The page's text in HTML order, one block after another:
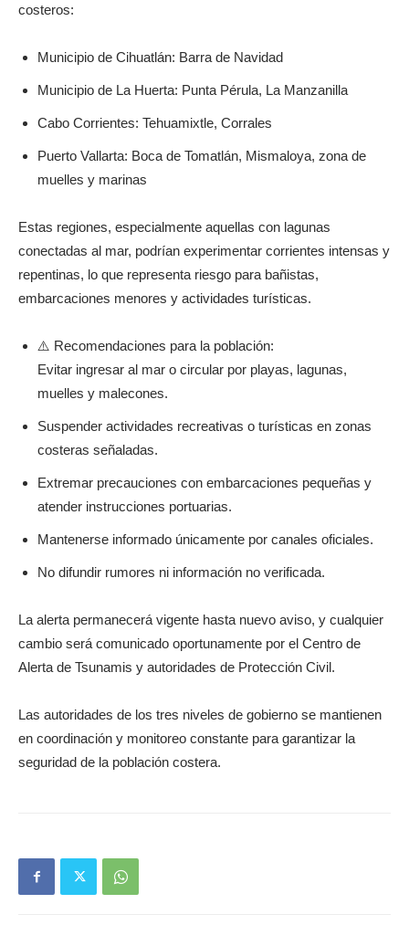
costeros:
Municipio de Cihuatlán: Barra de Navidad
Municipio de La Huerta: Punta Pérula, La Manzanilla
Cabo Corrientes: Tehuamixtle, Corrales
Puerto Vallarta: Boca de Tomatlán, Mismaloya, zona de
muelles y marinas
Estas regiones, especialmente aquellas con lagunas
conectadas al mar, podrían experimentar corrientes intensas y
repentinas, lo que representa riesgo para bañistas,
embarcaciones menores y actividades turísticas.
⚠️ Recomendaciones para la población:
Evitar ingresar al mar o circular por playas, lagunas,
muelles y malecones.
Suspender actividades recreativas o turísticas en zonas
costeras señaladas.
Extremar precauciones con embarcaciones pequeñas y
atender instrucciones portuarias.
Mantenerse informado únicamente por canales oficiales.
No difundir rumores ni información no verificada.
La alerta permanecerá vigente hasta nuevo aviso, y cualquier
cambio será comunicado oportunamente por el Centro de
Alerta de Tsunamis y autoridades de Protección Civil.
Las autoridades de los tres niveles de gobierno se mantienen
en coordinación y monitoreo constante para garantizar la
seguridad de la población costera.